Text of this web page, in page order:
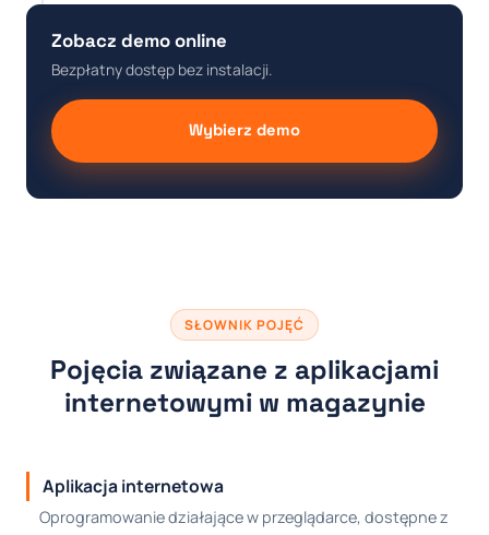
Zobacz demo online
Bezpłatny dostęp bez instalacji.
Wybierz demo
SŁOWNIK POJĘĆ
Pojęcia związane z aplikacjami
internetowymi w magazynie
Aplikacja internetowa
Oprogramowanie działające w przeglądarce, dostępne z